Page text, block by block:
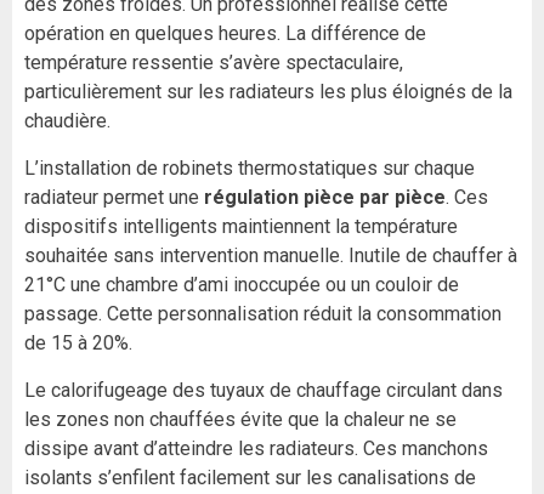
opération en quelques heures. La différence de
température ressentie s’avère spectaculaire,
particulièrement sur les radiateurs les plus éloignés de la
chaudière.
L’installation de robinets thermostatiques sur chaque
radiateur permet une régulation pièce par pièce. Ces
dispositifs intelligents maintiennent la température
souhaitée sans intervention manuelle. Inutile de chauffer à
21°C une chambre d’ami inoccupée ou un couloir de
passage. Cette personnalisation réduit la consommation
de 15 à 20%.
Le calorifugeage des tuyaux de chauffage circulant dans
les zones non chauffées évite que la chaleur ne se
dissipe avant d’atteindre les radiateurs. Ces manchons
isolants s’enfilent facilement sur les canalisations de